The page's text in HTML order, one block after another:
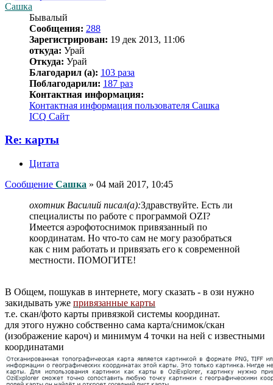
Сашка
Бывалый
Сообщения: 288
Зарегистрирован: 19 дек 2013, 11:06
откуда: Урай
Откуда: Урай
Благодарил (а): 103 раза
Поблагодарили: 187 раз
Контактная информация:
Контактная информация пользователя Сашка
ICQ Сайт
Re: карты
Цитата
Сообщение Сашка » 04 май 2017, 10:45
охотник Василий писал(а):Здравствуйте. Есть ли
специалисты по работе с программой OZI?
Имеется аэрофотоснимок привязанный по
координатам. Но что-то сам не могу разобраться
как с ним работать и привязать его к современной
местности. ПОМОГИТЕ!
В Общем, пошукав в интернете, могу сказать - в ози нужно
закидывать уже привязанные карты
т.е. скан/фото карты привязкой системы координат.
для этого нужно собственно сама карта/снимок/скан
(изображение кароч) и минимум 4 точки на ней с известными
координатами